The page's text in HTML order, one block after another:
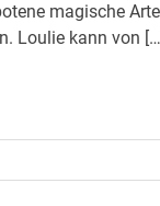
magische
Loulie kann von